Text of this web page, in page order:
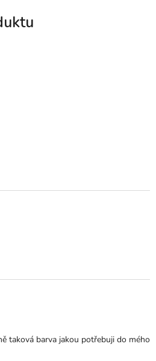
je 5 z 5 hvězdiček.
je 5 z 5 hvězdiček.
taková barva jakou potřebuji do mého